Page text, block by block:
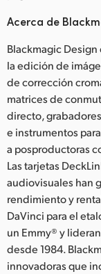
Acerca de
Blackmagic
la edición de
de corrección
matrices de
directo,
e instrumentos
a posproductoras
Las tarjetas
audiovisuales han
rendimiento y
DaVinci para el
un Emmy® y
desde 1984.
innovadoras que